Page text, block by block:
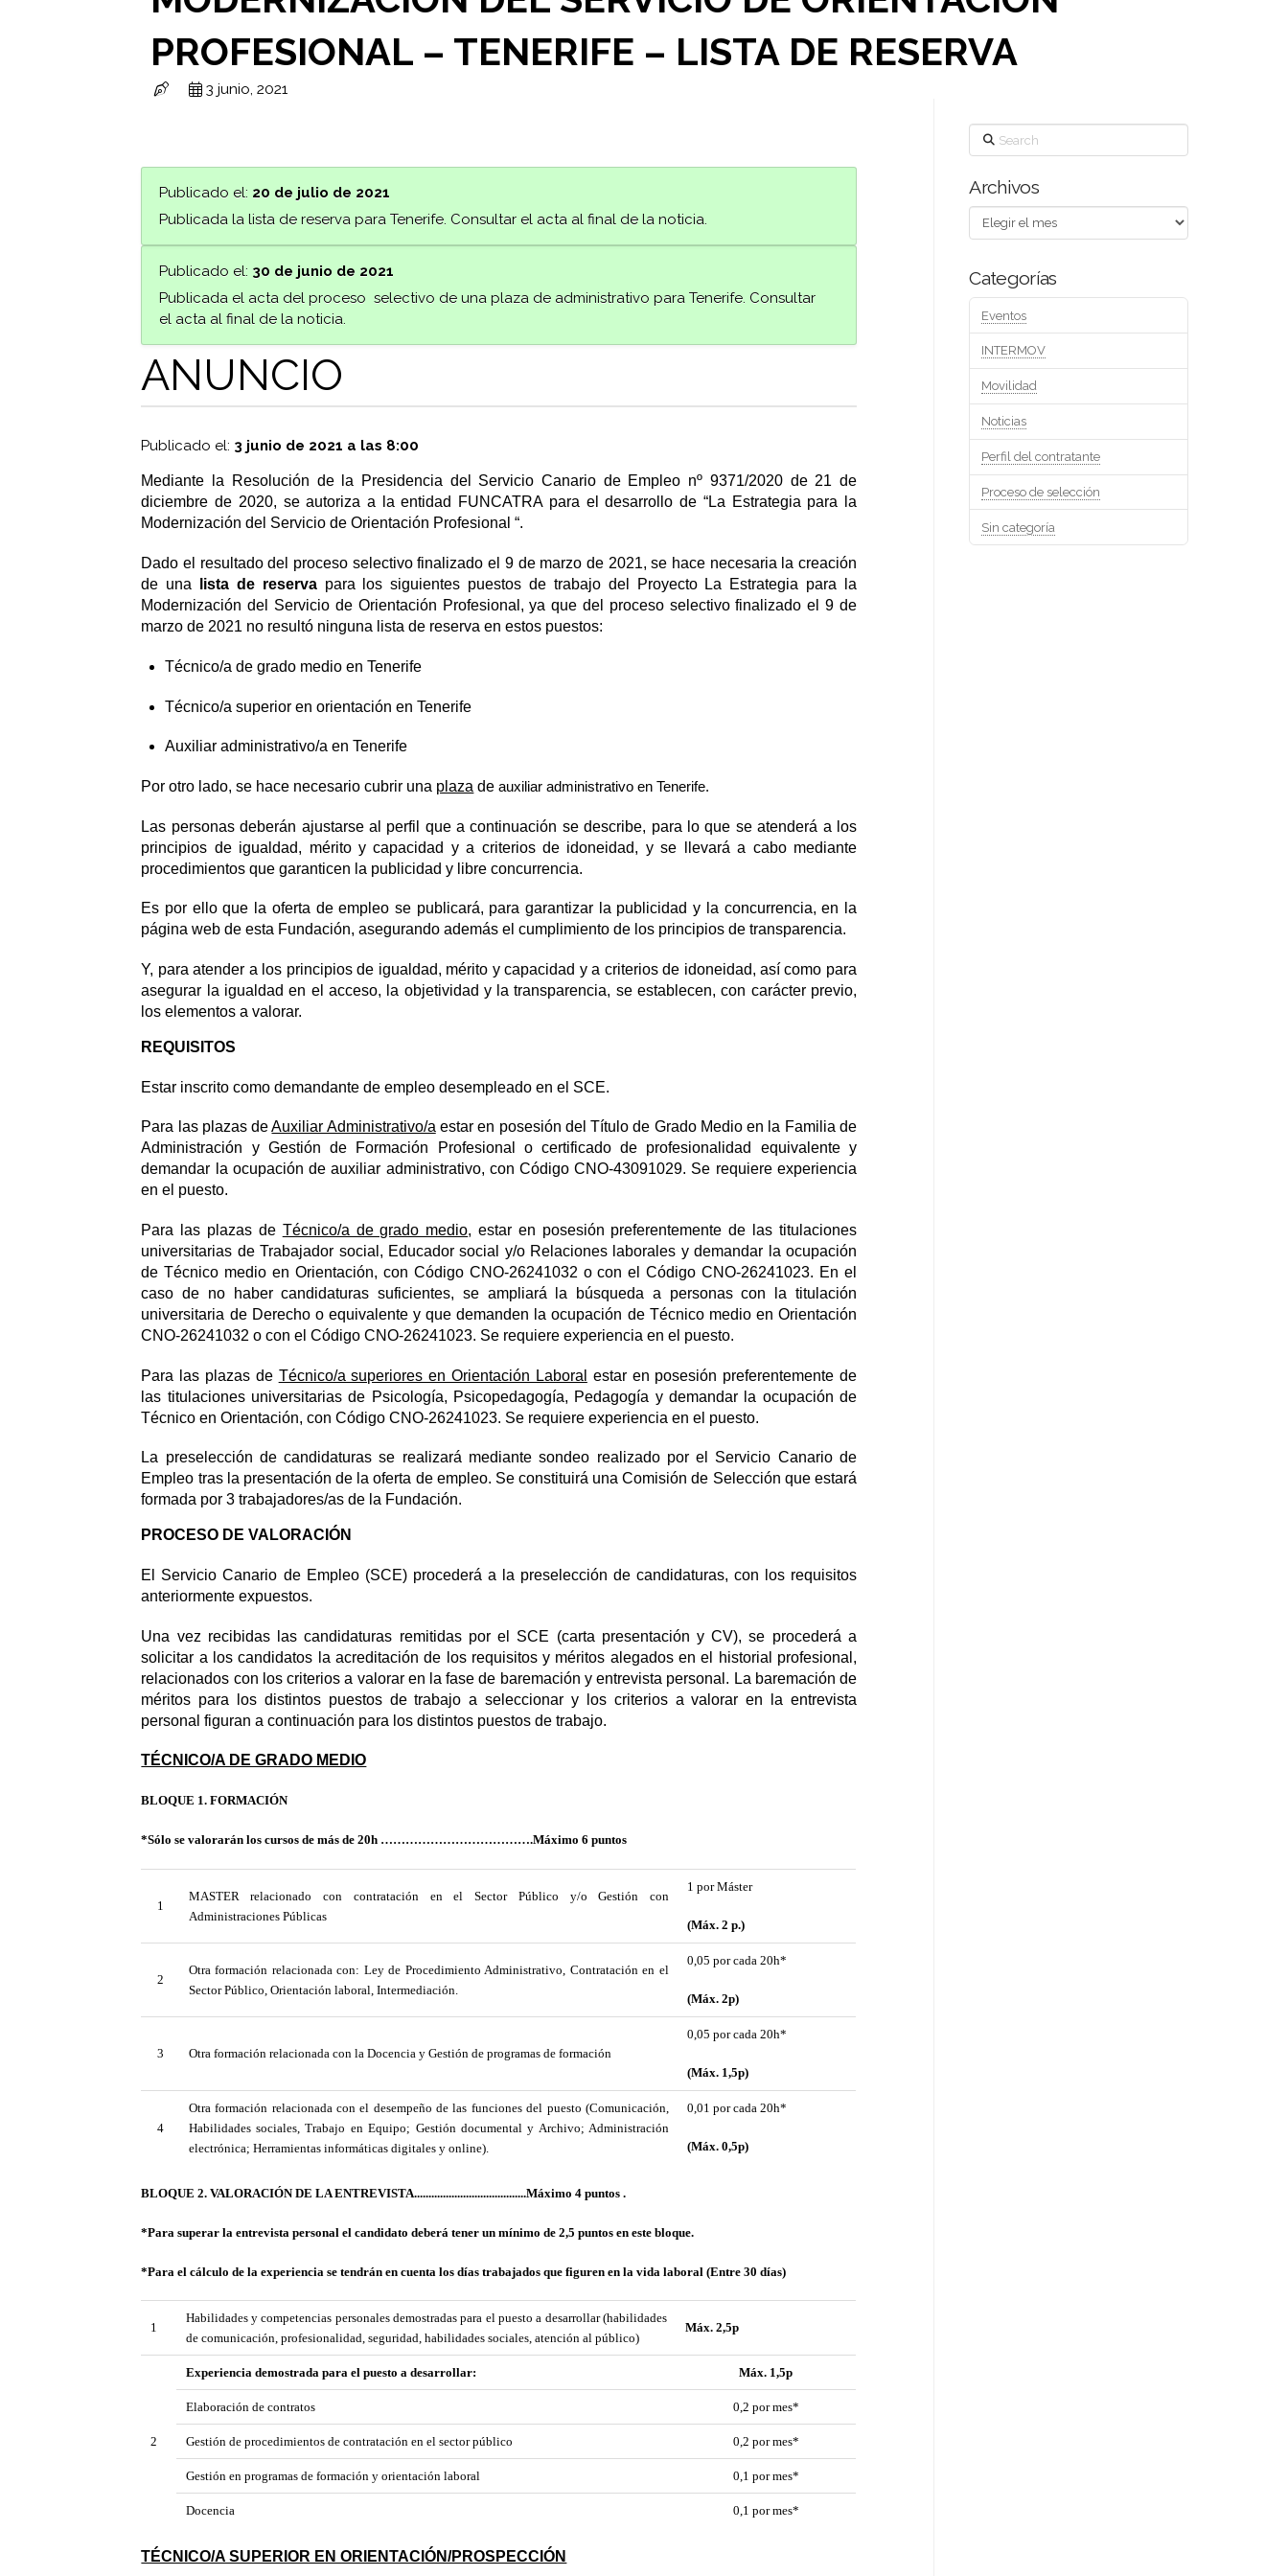
PROFESIONAL – TENERIFE – LISTA DE RESERVA
3 junio, 2021
Publicado el: 20 de julio de 2021
Publicada la lista de reserva para Tenerife. Consultar el acta al final de la noticia.
Publicado el: 30 de junio de 2021
Publicada el acta del proceso selectivo de una plaza de administrativo para Tenerife. Consultar
el acta al final de la noticia.
ANUNCIO
Publicado el: 3 junio de 2021 a las 8:00
Mediante la Resolución de la Presidencia del Servicio Canario de Empleo nº 9371/2020 de 21 de
diciembre de 2020, se autoriza a la entidad FUNCATRA para el desarrollo de “La Estrategia para la
Modernización del Servicio de Orientación Profesional “.
Dado el resultado del proceso selectivo finalizado el 9 de marzo de 2021, se hace necesaria la creación
de una
lista de reservapara los siguientes puestos de trabajo del
Proyecto La Estrategia para la
Modernización del Servicio de Orientación Profesional, ya que del proceso selectivo finalizado el 9 de
marzo de 2021 no resultó ninguna lista de reserva en estos puestos:
Técnico/a de grado medio en Tenerife
Técnico/a superior en orientación en Tenerife
Auxiliar administrativo/a en Tenerife
Por otro lado, se hace necesario cubrir una plaza de auxiliar administrativo en Tenerife.
Las personas deberán ajustarse al perfil que a continuación se describe, para lo que se atenderá a los
principios de igualdad, mérito y capacidad y a criterios de idoneidad, y se llevará a cabo mediante
procedimientos que garanticen la publicidad y libre concurrencia.
Es por ello que la oferta de empleo se publicará, para garantizar la publicidad y la concurrencia, en la
página web de esta Fundación, asegurando además el cumplimiento de los principios de transparencia.
Y, para atender a los principios de igualdad, mérito y capacidad y a criterios de idoneidad, así como para
asegurar la igualdad en el acceso, la objetividad y la transparencia, se establecen, con carácter previo,
los elementos a valorar.
REQUISITOS
Estar inscrito como demandante de empleo desempleado en el SCE.
Para las plazas deAuxiliar Administrativo/a estar en posesión del Título de Grado Medio en la Familia de
Administración y Gestión de Formación Profesional o certificado de profesionalidad equivalente y
demandar la ocupación de auxiliar administrativo, con Código CNO-43091029. Se requiere experiencia
en el puesto.
Para las plazas de Técnico/a de grado medio, estar en posesión preferentemente de las titulaciones
universitarias de Trabajador social, Educador social y/o Relaciones laborales y demandar la ocupación
de Técnico medio en Orientación, con Código CNO-26241032 o con el Código CNO-26241023. En el
caso de no haber candidaturas suficientes, se ampliará la búsqueda a personas con la titulación
universitaria de Derecho o equivalente y que demanden la ocupación de Técnico medio en Orientación
CNO-26241032 o con el Código CNO-26241023. Se requiere experiencia en el puesto.
Para las plazas de Técnico/a superiores en Orientación Laboral
estar en posesión preferentemente de
las titulaciones universitarias de Psicología, Psicopedagogía, Pedagogía y demandar la ocupación de
Técnico en Orientación, con Código CNO-26241023. Se requiere experiencia en el puesto.
La preselección de candidaturas se realizará mediante sondeo realizado por el Servicio Canario de
Empleo tras la presentación de la oferta de empleo. Se constituirá una Comisión de Selección que estará
formada por 3 trabajadores/as de la Fundación.
PROCESO DE VALORACIÓN
El Servicio Canario de Empleo (SCE) procederá a la preselección de candidaturas, con los requisitos
anteriormente expuestos.
Una vez recibidas las candidaturas remitidas por el SCE (carta presentación y CV), se procederá a
solicitar a los candidatos la acreditación de los requisitos y méritos alegados en el historial profesional,
relacionados con los criterios a valorar en la fase de baremación y entrevista personal. La baremación de
méritos para los distintos puestos de trabajo a seleccionar y los criterios a valorar en la entrevista
personal figuran a continuación para los distintos puestos de trabajo.
TÉCNICO/A DE GRADO MEDIO
BLOQUE 1. FORMACIÓN
*Sólo se valorarán los cursos de más de 20h ……………………………….Máximo 6 puntos
1
MASTER relacionado con contratación en el Sector Público y/o Gestión con
Administraciones Públicas
1 por Máster
(Máx. 2 p.)
2
Otra formación relacionada con: Ley de Procedimiento Administrativo, Contratación en el
Sector Público, Orientación laboral, Intermediación.
0,05 por cada 20h*
(Máx. 2p)
3 Otra formación relacionada con la Docencia y Gestión de programas de formación
0,05 por cada 20h*
(Máx. 1,5p)
4
Otra formación relacionada con el desempeño de las funciones del puesto (Comunicación,
Habilidades sociales, Trabajo en Equipo; Gestión documental y Archivo; Administración
electrónica; Herramientas informáticas digitales y online).
0,01 por cada 20h*
(Máx. 0,5p)
BLOQUE 2. VALORACIÓN DE LA ENTREVISTA.......................................Máximo 4 puntos .
*Para superar la entrevista personal el candidato deberá tener un mínimo de 2,5 puntos en este bloque.
*Para el cálculo de la experiencia se tendrán en cuenta los días trabajados que figuren en la vida laboral (Entre 30 días)
1
Habilidades y competencias personales demostradas para el puesto a desarrollar (habilidades
de comunicación, profesionalidad, seguridad, habilidades sociales, atención al público)
Máx. 2,5p
2
Experiencia demostrada para el puesto a desarrollar: Máx. 1,5p
Elaboración de contratos 0,2 por mes*
Gestión de procedimientos de contratación en el sector público 0,2 por mes*
Gestión en programas de formación y orientación laboral 0,1 por mes*
Docencia 0,1 por mes*
TÉCNICO/A SUPERIOR EN ORIENTACIÓN/PROSPECCIÓN
Search
Archivos
Archivos
Categorías
Eventos
INTERMOV
Movilidad
Noticias
Perfil del contratante
Proceso de selección
Sin categoría